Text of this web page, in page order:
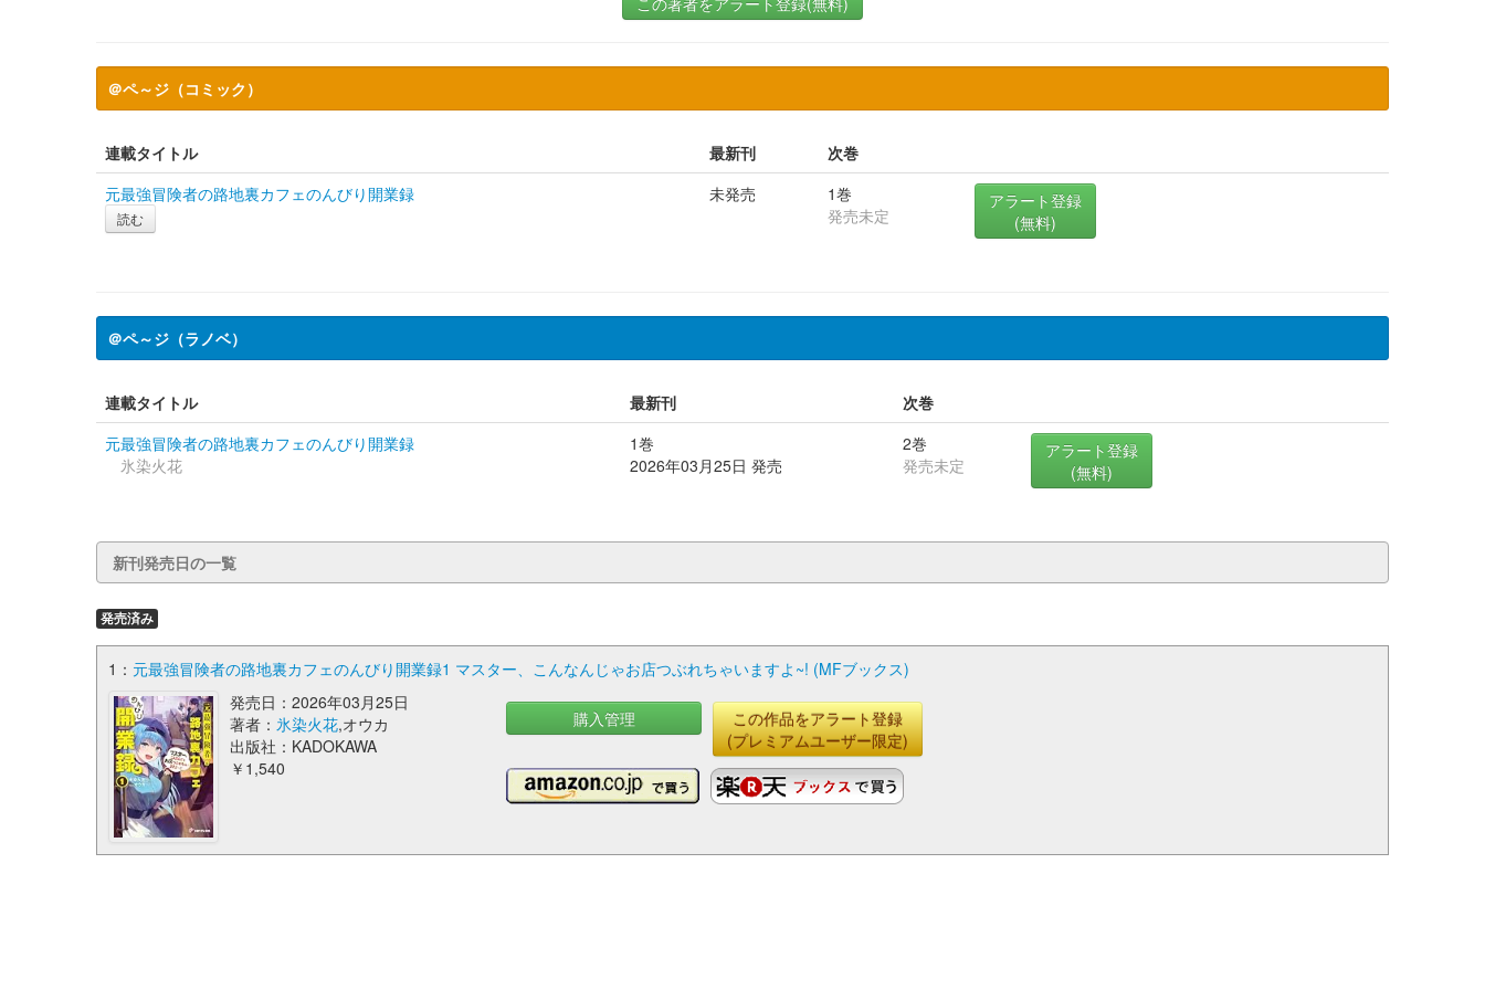
＠ペ～ジ（コミック）
連載タイトル 最新刊
次巻
元最強冒険者の路地裏カフェのんびり開業録
読む
未発売
1巻
発売未定
アラート登録
(無料)
＠ペ～ジ（ラノベ）
連載タイトル 最新刊
次巻
元最強冒険者の路地裏カフェのんびり開業録
氷染火花
1巻
2026年03月25日 発売
2巻
発売未定
アラート登録
(無料)
新刊発売日の一覧
発売済み
1： 元最強冒険者の路地裏カフェのんびり開業録1 マスター、こんなんじゃお店つぶれちゃいますよ~! (MFブックス)
発売日：2026年03月25日
著者：氷染火花,オウカ
出版社：KADOKAWA
￥1,540
購入管理
この作品をアラート登録
(プレミアムユーザー限定)